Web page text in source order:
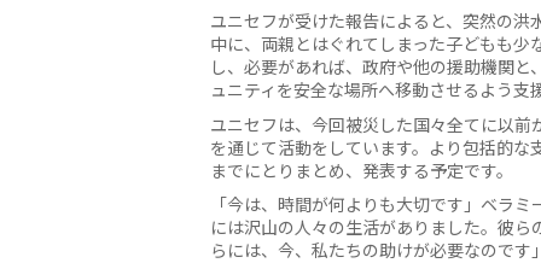
ユニセフが受けた報告によると、突然の
中に、両親とはぐれてしまった子どもも
し、必要があれば、政府や他の援助機関
ュニティを安全な場所へ移動させるよう支
ユニセフは、今回被災した国々全てに以
を通じて活動をしています。より包括的
までにとりまとめ、発表する予定です。
「今は、時間が何よりも大切です」ベラ
には沢山の人々の生活がありました。彼
らには、今、私たちの助けが必要なのです